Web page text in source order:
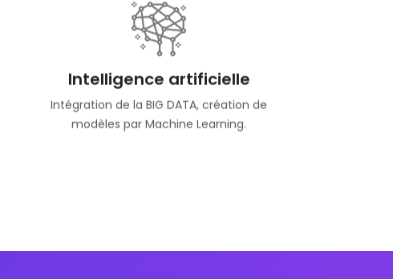
Intelligence artificielle
Intégration de la BIG DATA, création de
modèles par Machine Learning.